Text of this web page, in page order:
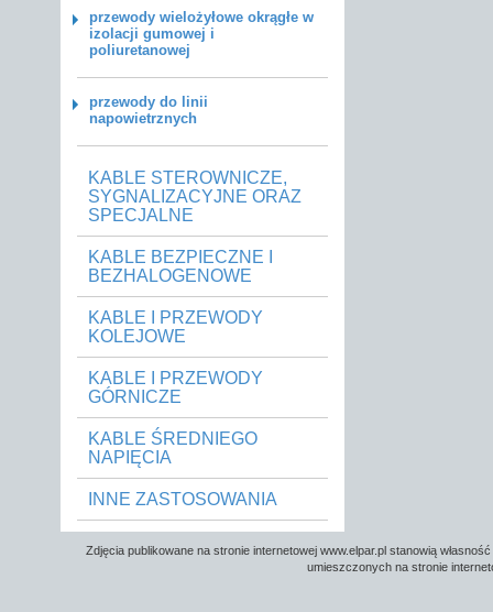
przewody wielożyłowe okrągłe w
izolacji gumowej i
poliuretanowej
przewody do linii
napowietrznych
KABLE STEROWNICZE,
SYGNALIZACYJNE ORAZ
SPECJALNE
KABLE BEZPIECZNE I
BEZHALOGENOWE
KABLE I PRZEWODY
KOLEJOWE
KABLE I PRZEWODY
GÓRNICZE
KABLE ŚREDNIEGO
NAPIĘCIA
INNE ZASTOSOWANIA
Zdjęcia publikowane na stronie internetowej www.elpar.pl stanowią
umieszczonych na stronie